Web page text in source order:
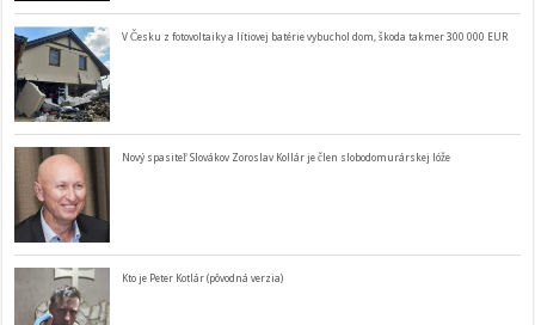
V Česku z fotovoltaiky a lítiovej batérie vybuchol dom, škoda takmer 300 000 EUR
Nový spasiteľ Slovákov Zoroslav Kollár je člen slobodomurárskej lóže
Kto je Peter Kotlár (pôvodná verzia)